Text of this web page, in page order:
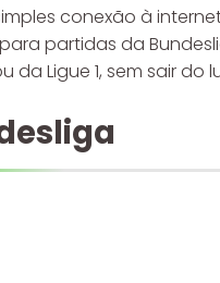
conexão à
partidas da
da Ligue 1, sem sair do